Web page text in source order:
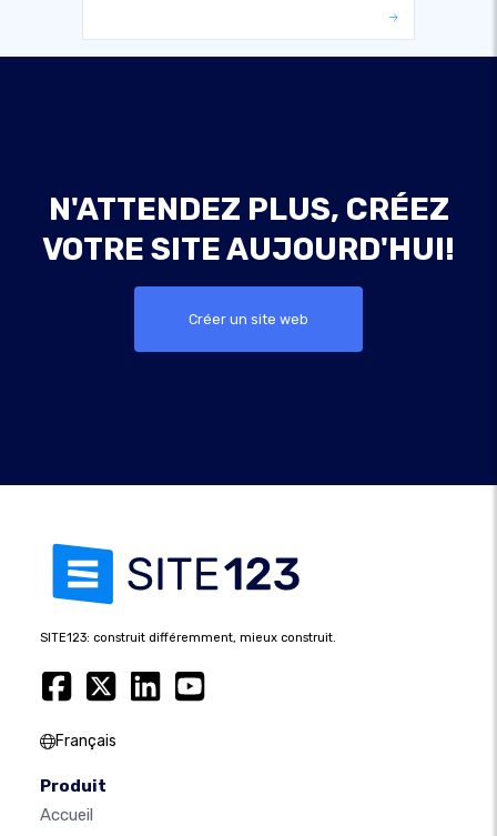
N'ATTENDEZ PLUS, CRÉEZ
VOTRE SITE AUJOURD'HUI!
Créer un site web
SITE123: construit différemment, mieux construit.
Français
Produit
Accueil